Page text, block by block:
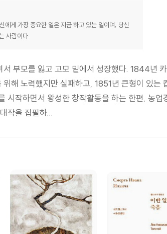
에게 가장 중요한 일은 지금 하고 있는 일이며, 당신
사람이다.
부모를 잃고 고모 밑에서 성장했다. 1844년
해 노력했지만 실패하고, 1851년 큰형이 있는
시작하면서 왕성한 창작활동을 하는 한편, 농
작을 집필하...